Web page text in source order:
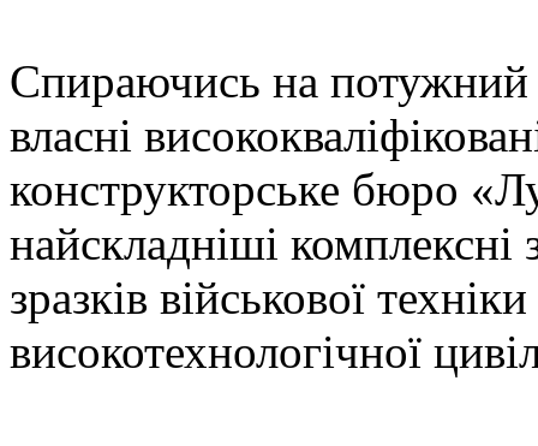
Спираючись на потужний
власні
конструкторське бюро
найскладніші комплексні
зразків військової
високотехнологічної